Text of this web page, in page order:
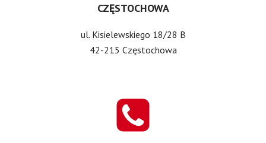
CZĘSTOCHOWA
ul. Kisielewskiego 18/28 B
42-215 Częstochowa